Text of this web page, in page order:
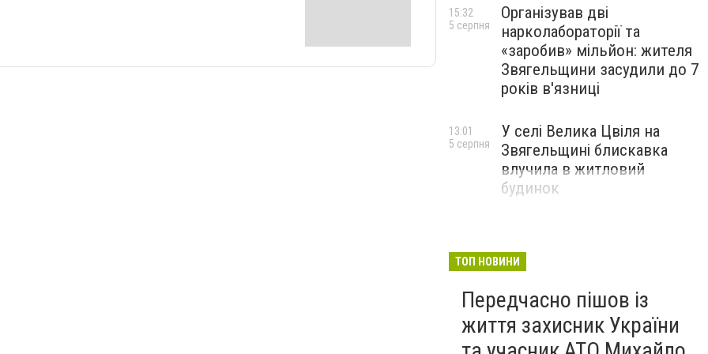
Організував дві
нарколабораторії та
«заробив» мільйон: жителя
Звягельщини засудили до 7
років в'язниці
15:32
5 серпня
У селі Велика Цвіля на
Звягельщині блискавка
влучила в житловий
будинок
13:01
5 серпня
ТОП НОВИНИ
Передчасно пішов із
життя захисник України